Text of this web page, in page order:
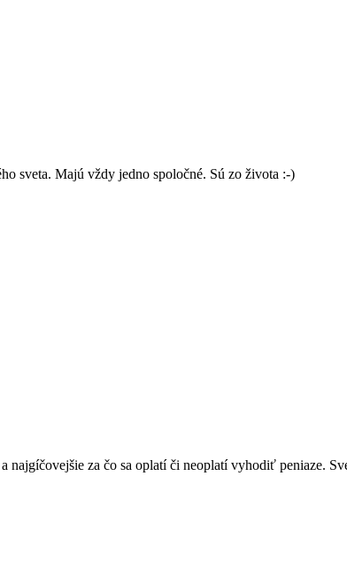
sveta. Majú vždy jedno spoločné. Sú zo života :-)
za čo sa oplatí či neoplatí vyhodiť peniaze.